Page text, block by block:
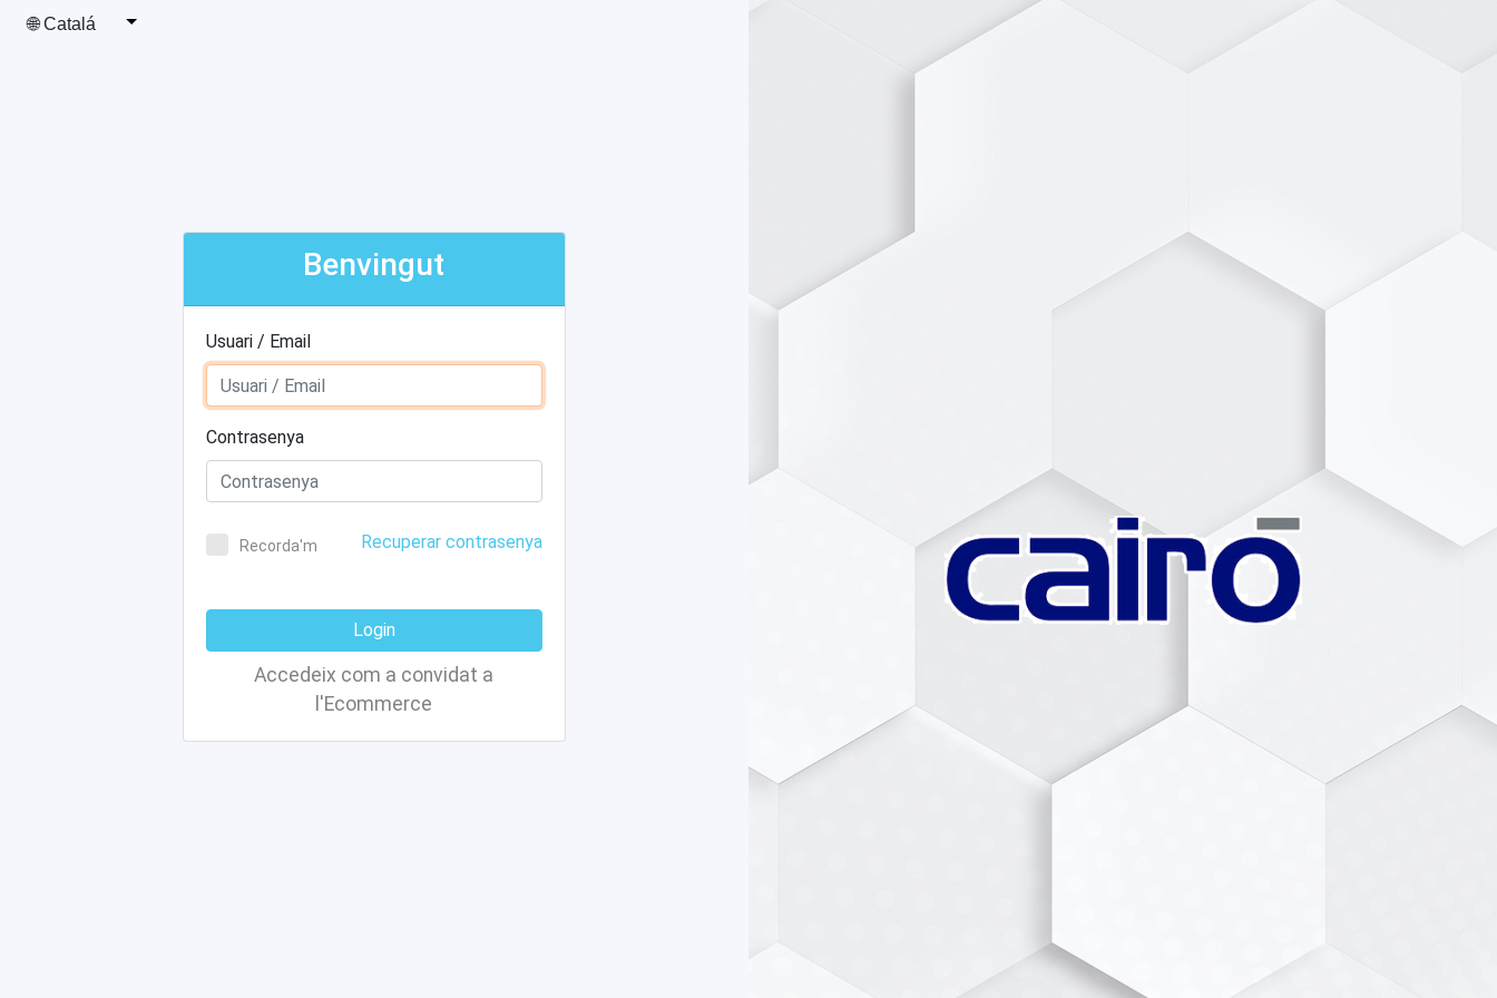
🌐 Catalá
Benvingut
Usuari / Email
Contrasenya
Recorda'm Recuperar contrasenya
Login
Accedeix com a convidat a
l'Ecommerce